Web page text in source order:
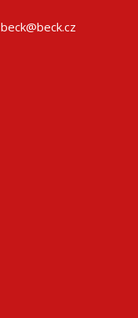
beck@beck.cz